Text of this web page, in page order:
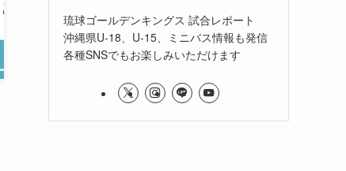
琉球ゴールデンキングス 試合レポート
沖縄県U-18、U-15、ミニバス情報も発信
各種SNSでもお楽しみいただけます